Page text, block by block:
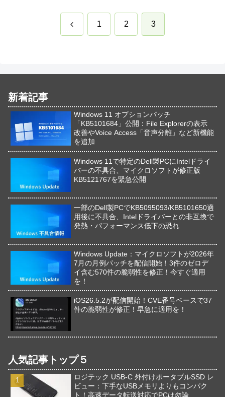
前 1 2 3
新着記事
Windows 11 オプションパッチ
「KB5101684」公開：File Explorerの表示
改善やVoice Access「音声分離」など新機能
を追加
Windows 11で特定のDell製PCにIntelドライ
バーの不具合、マイクロソフトが修正版
KB5121767を緊急公開
一部のDell製PCでKB5095093/KB5101650適
用後に不具合、Intelドライバーとの非互換で
発熱・パフォーマンス低下の恐れ
Windows Update：マイクロソフトが2026年
7月の月例パッチを配信開始！3件のゼロデ
イ含む570件の脆弱性を修正！今すぐ適用
を！
iOS26.5.2が配信開始！CVE番号ベースで37
件の脆弱性が修正！早急に適用を！
人気記事トップ５
ロジテック USB-C 外付けポータブルSSD レ
ビュー：下手なUSBメモリよりもコンパク
ト！高速データ転送対応でPCは勿論、